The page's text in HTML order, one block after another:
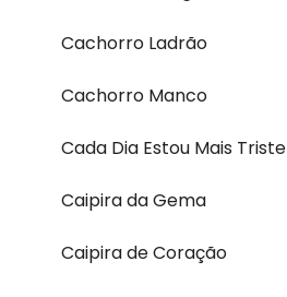
Cachorro Ladrão
Cachorro Manco
Cada Dia Estou Mais Triste
Caipira da Gema
Caipira de Coração